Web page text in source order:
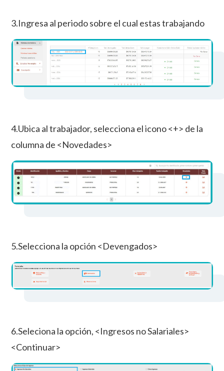
3.Ingresa al periodo sobre el cual estas trabajando
4.Ubica al trabajador, selecciona el icono <+> de la
columna de <Novedades>
5.Selecciona la opción <Devengados>
6.Seleciona la opción, <Ingresos no Salariales>
<Continuar>